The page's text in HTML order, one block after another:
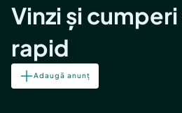
Vinzi și
rapid
Adaugă anunț